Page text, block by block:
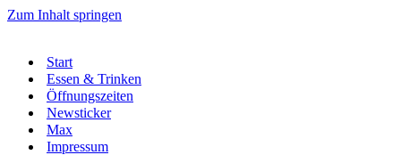
Zum Inhalt springen
Start
Essen & Trinken
Öffnungszeiten
Newsticker
Max
Impressum